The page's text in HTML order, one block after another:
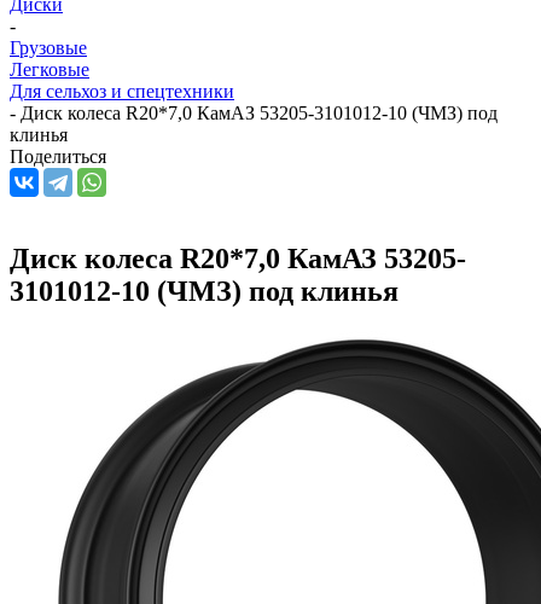
-
Грузовые
Легковые
Для сельхоз и спецтехники
- Диск колеса R20*7,0 КамАЗ 53205-3101012-10 (ЧМЗ) под
клинья
Поделиться
Диск колеса R20*7,0 КамАЗ 53205-
3101012-10 (ЧМЗ) под клинья